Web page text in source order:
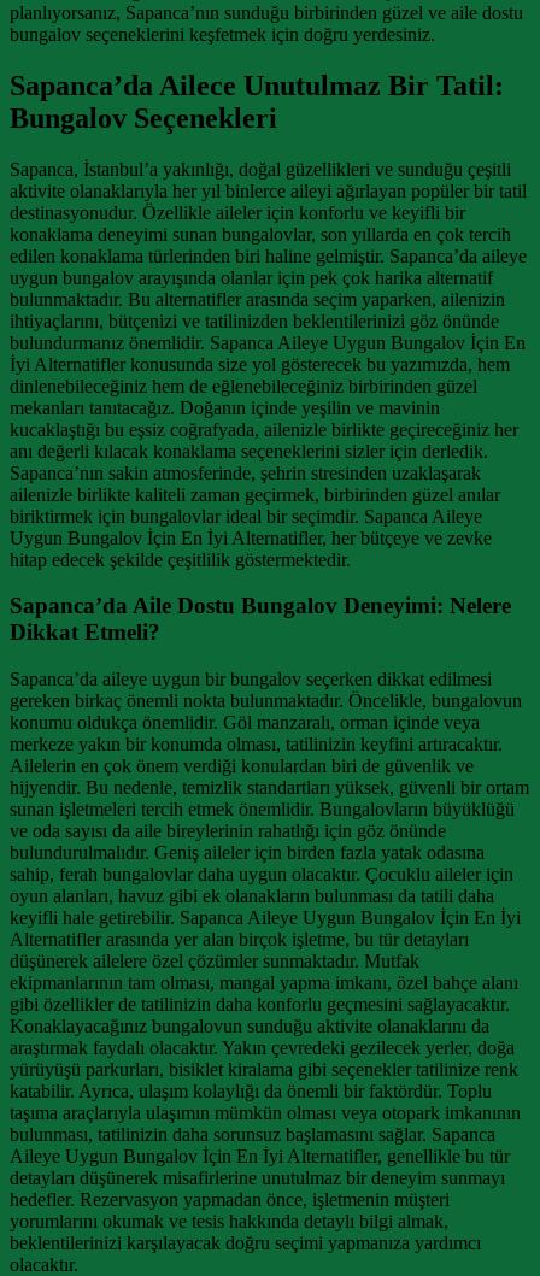
planlıyorsanız, Sapanca’nın sunduğu birbirinden güzel ve aile dostu
bungalov seçeneklerini keşfetmek için doğru yerdesiniz.
Sapanca’da Ailece Unutulmaz Bir Tatil:
Bungalov Seçenekleri
Sapanca, İstanbul’a yakınlığı, doğal güzellikleri ve sunduğu çeşitli
aktivite olanaklarıyla her yıl binlerce aileyi ağırlayan popüler bir tatil
destinasyonudur. Özellikle aileler için konforlu ve keyifli bir
konaklama deneyimi sunan bungalovlar, son yıllarda en çok tercih
edilen konaklama türlerinden biri haline gelmiştir. Sapanca’da aileye
uygun bungalov arayışında olanlar için pek çok harika alternatif
bulunmaktadır. Bu alternatifler arasında seçim yaparken, ailenizin
ihtiyaçlarını, bütçenizi ve tatilinizden beklentilerinizi göz önünde
bulundurmanız önemlidir. Sapanca Aileye Uygun Bungalov İçin En
İyi Alternatifler konusunda size yol gösterecek bu yazımızda, hem
dinlenebileceğiniz hem de eğlenebileceğiniz birbirinden güzel
mekanları tanıtacağız. Doğanın içinde yeşilin ve mavinin
kucaklaştığı bu eşsiz coğrafyada, ailenizle birlikte geçireceğiniz her
anı değerli kılacak konaklama seçeneklerini sizler için derledik.
Sapanca’nın sakin atmosferinde, şehrin stresinden uzaklaşarak
ailenizle birlikte kaliteli zaman geçirmek, birbirinden güzel anılar
biriktirmek için bungalovlar ideal bir seçimdir. Sapanca Aileye
Uygun Bungalov İçin En İyi Alternatifler, her bütçeye ve zevke
hitap edecek şekilde çeşitlilik göstermektedir.
Sapanca’da Aile Dostu Bungalov Deneyimi: Nelere
Dikkat Etmeli?
Sapanca’da aileye uygun bir bungalov seçerken dikkat edilmesi
gereken birkaç önemli nokta bulunmaktadır. Öncelikle, bungalovun
konumu oldukça önemlidir. Göl manzaralı, orman içinde veya
merkeze yakın bir konumda olması, tatilinizin keyfini artıracaktır.
Ailelerin en çok önem verdiği konulardan biri de güvenlik ve
hijyendir. Bu nedenle, temizlik standartları yüksek, güvenli bir ortam
sunan işletmeleri tercih etmek önemlidir. Bungalovların büyüklüğü
ve oda sayısı da aile bireylerinin rahatlığı için göz önünde
bulundurulmalıdır. Geniş aileler için birden fazla yatak odasına
sahip, ferah bungalovlar daha uygun olacaktır. Çocuklu aileler için
oyun alanları, havuz gibi ek olanakların bulunması da tatili daha
keyifli hale getirebilir. Sapanca Aileye Uygun Bungalov İçin En İyi
Alternatifler arasında yer alan birçok işletme, bu tür detayları
düşünerek ailelere özel çözümler sunmaktadır. Mutfak
ekipmanlarının tam olması, mangal yapma imkanı, özel bahçe alanı
gibi özellikler de tatilinizin daha konforlu geçmesini sağlayacaktır.
Konaklayacağınız bungalovun sunduğu aktivite olanaklarını da
araştırmak faydalı olacaktır. Yakın çevredeki gezilecek yerler, doğa
yürüyüşü parkurları, bisiklet kiralama gibi seçenekler tatilinize renk
katabilir. Ayrıca, ulaşım kolaylığı da önemli bir faktördür. Toplu
taşıma araçlarıyla ulaşımın mümkün olması veya otopark imkanının
bulunması, tatilinizin daha sorunsuz başlamasını sağlar. Sapanca
Aileye Uygun Bungalov İçin En İyi Alternatifler, genellikle bu tür
detayları düşünerek misafirlerine unutulmaz bir deneyim sunmayı
hedefler. Rezervasyon yapmadan önce, işletmenin müşteri
yorumlarını okumak ve tesis hakkında detaylı bilgi almak,
beklentilerinizi karşılayacak doğru seçimi yapmanıza yardımcı
olacaktır.